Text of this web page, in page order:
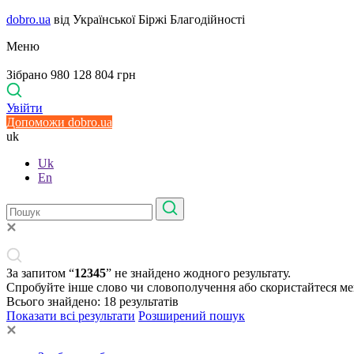
dobro.ua від Української Біржі Благодійності
Меню
Зібрано 980 128 804 грн
Увійти
Допоможи dobro.ua
uk
Uk
En
За запитом “12345” не знайдено жодного результату.
Спробуйте інше слово чи словополучення або скористайтеся
Всього знайдено: 18 результатів
Показати всі результати Розширений пошук